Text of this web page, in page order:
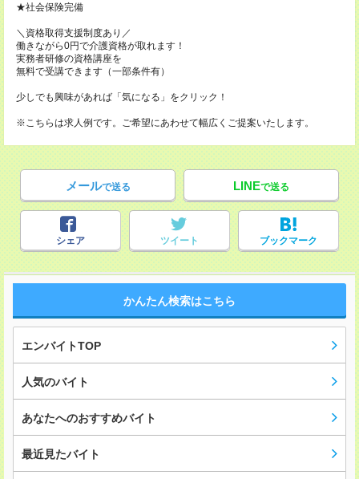
★社会保険完備
＼資格取得支援制度あり／
働きながら0円で介護資格が取れます！
実務者研修の資格講座を
無料で受講できます（一部条件有）
少しでも興味があれば「気になる」をクリック！
※こちらは求人例です。ご希望にあわせて幅広くご提案いたします。
メールで送る LINEで送る
シェア ツイート ブックマーク
かんたん検索はこちら
エンバイトTOP
人気のバイト
あなたへのおすすめバイト
最近見たバイト